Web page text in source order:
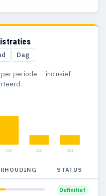
1
5
Dag
periode — inclusief
2020 2022 2024
STATUS
Definitief